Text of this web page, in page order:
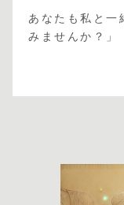
あなたも私と一
みませんか？」